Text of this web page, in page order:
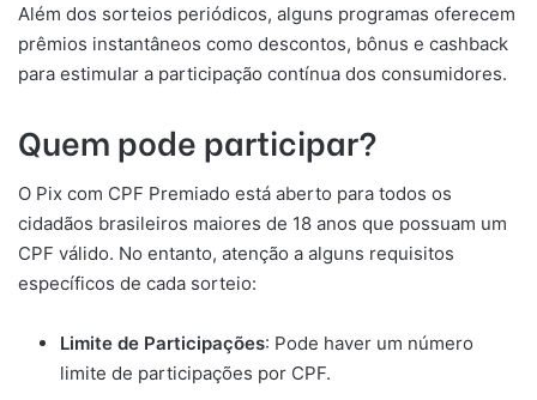
Além dos sorteios periódicos, alguns programas oferecem
prêmios instantâneos como descontos, bônus e cashback
para estimular a participação contínua dos consumidores.
Quem pode participar?
O Pix com CPF Premiado está aberto para todos os
cidadãos brasileiros maiores de 18 anos que possuam um
CPF válido. No entanto, atenção a alguns requisitos
específicos de cada sorteio:
Limite de Participações: Pode haver um número
limite de participações por CPF.